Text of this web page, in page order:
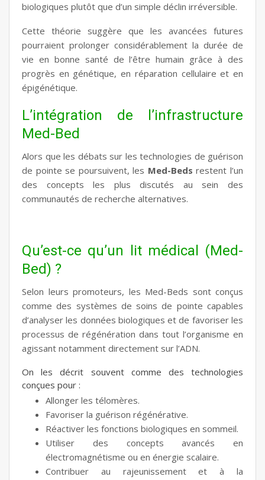
biologiques plutôt que d’un simple déclin irréversible.
Cette théorie suggère que les avancées futures
pourraient prolonger considérablement la durée de
vie en bonne santé de l’être humain grâce à des
progrès en génétique, en réparation cellulaire et en
épigénétique.
L’intégration de l’infrastructure
Med-Bed
Alors que les débats sur les technologies de guérison
de pointe se poursuivent, les Med-Beds restent l’un
des concepts les plus discutés au sein des
communautés de recherche alternatives.
Qu’est-ce qu’un lit médical (Med-
Bed) ?
Selon leurs promoteurs, les Med-Beds sont conçus
comme des systèmes de soins de pointe capables
d’analyser les données biologiques et de favoriser les
processus de régénération dans tout l’organisme en
agissant notamment directement sur l’ADN.
On les décrit souvent comme des technologies
conçues pour :
Allonger les télomères.
Favoriser la guérison régénérative.
Réactiver les fonctions biologiques en sommeil.
Utiliser des concepts avancés en
électromagnétisme ou en énergie scalaire.
Contribuer au rajeunissement et à la